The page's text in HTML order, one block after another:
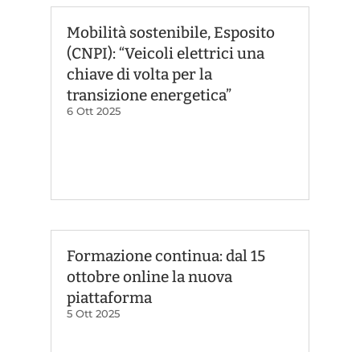
Mobilità sostenibile, Esposito
(CNPI): “Veicoli elettrici una
chiave di volta per la
transizione energetica”
6 Ott 2025
Formazione continua: dal 15
ottobre online la nuova
piattaforma
5 Ott 2025